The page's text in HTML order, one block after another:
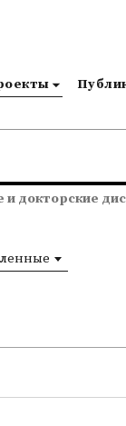
и докторские